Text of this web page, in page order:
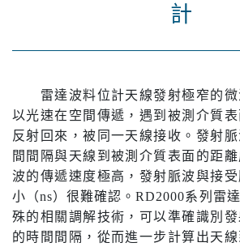
計
雷達波料位計天線發射極窄的微
以光速在空間傳遞，遇到被測介質
反射回來，被同一天線接收。發射
間間隔與天線到被測介質表面的距
波的傳遞速度極高，發射脈波與接
小（ns）很難確認。RD2000系列雷
殊的相關調解技術，可以準確識別
的時間間隔，從而進一步計算出天